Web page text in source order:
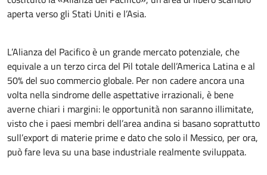
aperta verso gli Stati Uniti e l’Asia.
L’Alianza del Pacifico è un grande mercato potenziale, che
equivale a un terzo circa del Pil totale dell’America Latina e al
50% del suo commercio globale. Per non cadere ancora una
volta nella sindrome delle aspettative irrazionali, è bene
averne chiari i margini: le opportunità non saranno illimitate,
visto che i paesi membri dell’area andina si basano soprattutto
sull’export di materie prime e dato che solo il Messico, per ora,
può fare leva su una base industriale realmente sviluppata.